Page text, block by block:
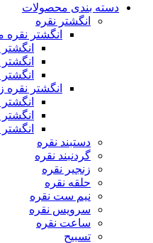
دسته بندی محصولات
انگشتر نقره
انگشتر نقره
انگشتر نقره
دستبند نقره
گردنبند نقره
زنجیر نقره
حلقه نقره
نیم ست نقره
سرویس نقره
ساعت نقره
تسبیح